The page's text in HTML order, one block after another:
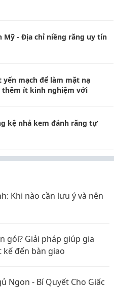
Mỹ - Địa chỉ niềng răng uy tín
mạch để làm mặt nạ
thêm ít kinh nghiệm với
kệ nhả kem đánh răng tự
Khi nào cần lưu ý và nên
gói? Giải pháp giúp gia
đến bàn giao
Ngon - Bí Quyết Cho Giấc